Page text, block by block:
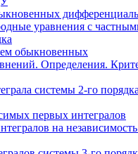
уравнения с
обыкновенных
Определения.
системы 2-го
первых интегралов
на